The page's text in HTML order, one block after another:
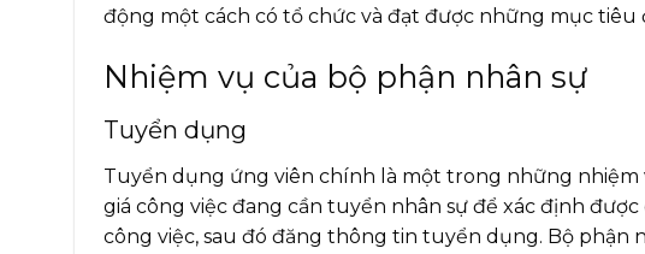
động một cách có tổ chức và đạt được những mục tiêu
Nhiệm vụ của bộ phận nhân sự
Tuyển dụng
Tuyển dụng ứng viên chính là một trong những nhiệm
giá công việc đang cần tuyển nhân sự để xác định
công việc, sau đó đăng thông tin tuyển dụng. Bộ phận